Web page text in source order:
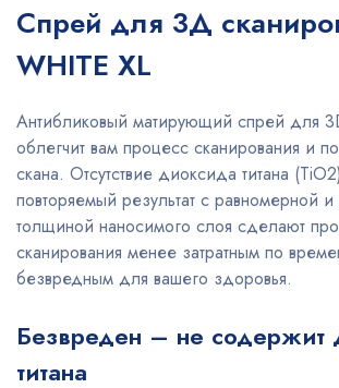
Спрей для 3Д
WHITE XL
Антибликовый матирующий спрей для
облегчит вам процесс сканирования и
скана. Отсутствие диоксида титана
повторяемый результат с равномерной
толщиной наносимого слоя сделают
сканирования менее затратным по
безвредным для вашего здоровья.
Безвреден – не содержит
титана